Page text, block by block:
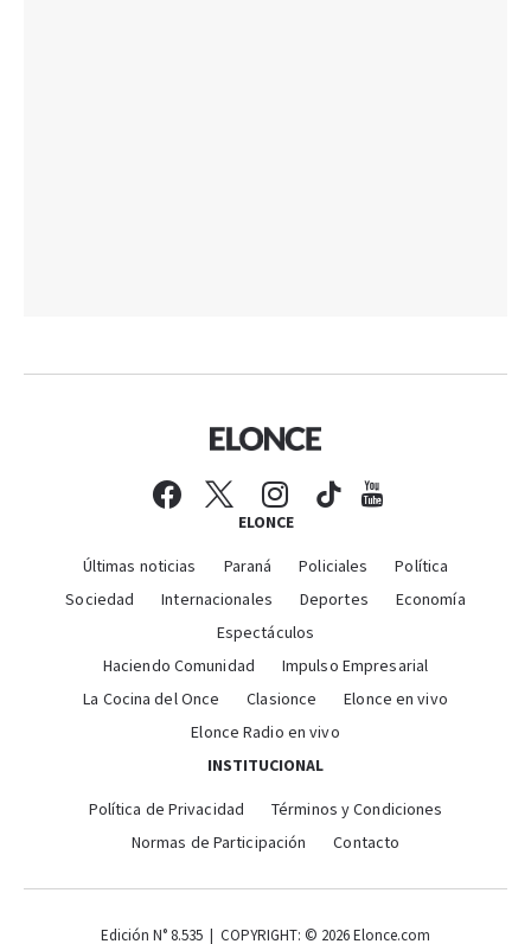
ELONCE
Últimas noticias Paraná Policiales
Política
Sociedad
Internacionales Deportes
Economía
Espectáculos
Haciendo Comunidad
Impulso Empresarial
La Cocina del Once
Clasionce
Elonce en vivo
Elonce Radio en vivo
INSTITUCIONAL
Política de Privacidad
Términos y Condiciones
Normas de Participación
Contacto
Edición N° 8.535 | COPYRIGHT: © 2026 Elonce.com